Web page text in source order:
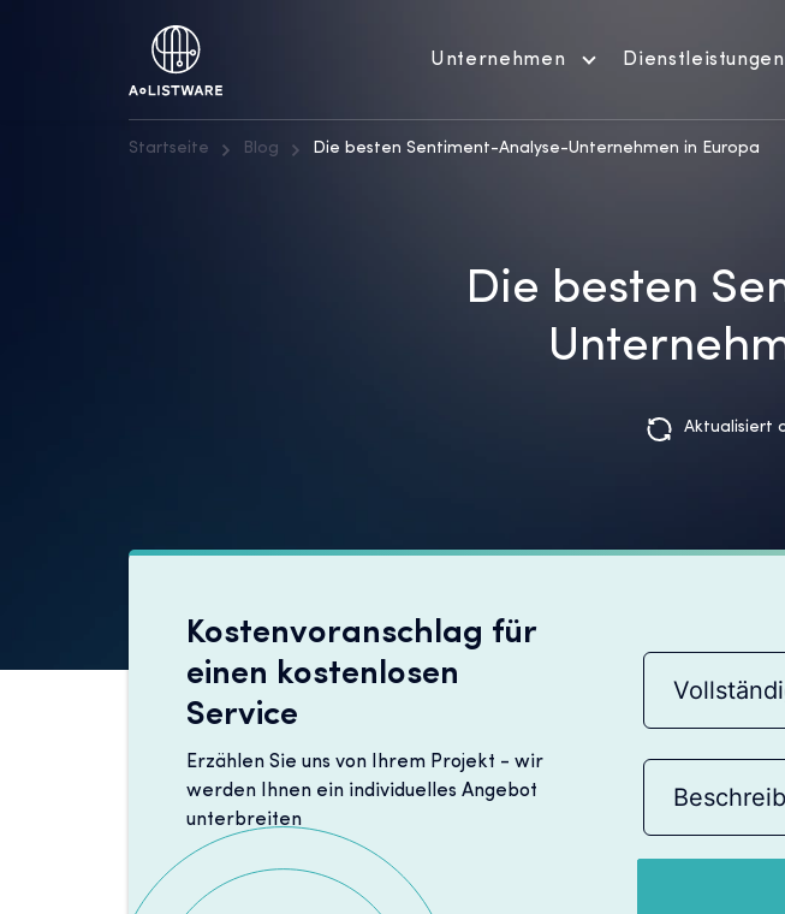
Unternehmen Dienstleistungen
Startseite Blog Die besten Sentiment-Analyse-Unternehmen in Europa
Die besten
Aktualisiert
Kostenvoranschlag für
einen kostenlosen
Service
Erzählen Sie uns von Ihrem Projekt - wir
werden Ihnen ein individuelles Angebot
unterbreiten